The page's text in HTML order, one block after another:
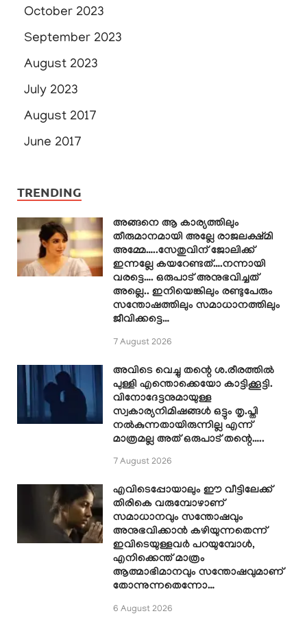
October 2023
September 2023
August 2023
July 2023
August 2017
June 2017
TRENDING
അങ്ങനെ ആ കാര്യത്തിലും
തീരുമാനമായി അല്ലേ രാജലക്ഷ്മി
അമ്മേ…..സേതുവിന് ജോലിക്ക്
ഇന്നല്ലേ കയറേണ്ടത്….നന്നായി
വരട്ടെ…. ഒരുപാട് അനുഭവിച്ചത്
അല്ലെ.. ഇനിയെങ്കിലും രണ്ടുപേരും
സന്തോഷത്തിലും സമാധാനത്തിലും
ജീവിക്കട്ടെ…
7 August 2026
അവിടെ വെച്ചു തന്റെ ശ.രീരത്തിൽ
പുള്ളി എന്തൊക്കെയോ കാട്ടിക്കൂട്ടി.
വിനോദേട്ടനുമായുള്ള
സ്വകാര്യനിമിഷങ്ങൾ ഒട്ടും തൃ.പ്തി
നൽകുന്നതായിരുന്നില്ല എന്ന്
മാത്രമല്ല അത് ഒരുപാട് തന്റെ…..
7 August 2026
എവിടെപ്പോയാലും ഈ വീട്ടിലേക്ക്
തിരികെ വരുമ്പോഴാണ്
സമാധാനവും സന്തോഷവും
അനുഭവിക്കാൻ കഴിയുന്നതെന്ന്
ഇവിടെയുള്ളവർ പറയുമ്പോൾ,
എനിക്കെന്ത് മാത്രം
ആത്മാഭിമാനവും സന്തോഷവുമാണ്
തോന്നുന്നതെന്നോ…
6 August 2026